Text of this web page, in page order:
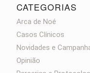
CATEGORIAS
Arca de Noé
Casos Clínicos
Novidades e
Opinião